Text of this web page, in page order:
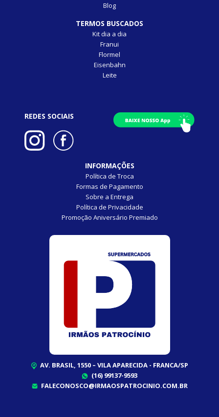
Blog
TERMOS BUSCADOS
Kit dia a dia
Franui
Flormel
Eisenbahn
Leite
REDES SOCIAIS
INFORMAÇÕES
Política de Troca
Formas de Pagamento
Sobre a Entrega
Política de Privacidade
Promoção Aniversário Premiado
AV. BRASIL, 1550 – VILA APARECIDA - FRANCA/SP
(16) 99137-9593
FALECONOSCO@IRMAOSPATROCINIO.COM.BR